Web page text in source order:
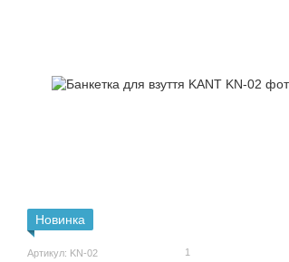
Новинка
Артикул: KN-02 1